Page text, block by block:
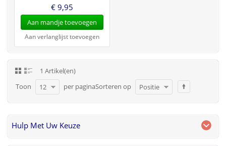
€ 9,95
Aan mandje toevoegen
Aan verlanglijst toevoegen
1 Artikel(en)
Toon
12 per paginaSorteren op Positie
Hulp Met Uw Keuze